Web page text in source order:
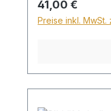
Regulärer Preis:
41,00 €
Preise inkl.